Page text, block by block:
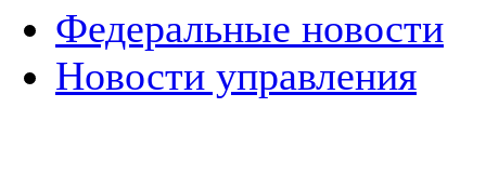
Федеральные новости
Новости управления